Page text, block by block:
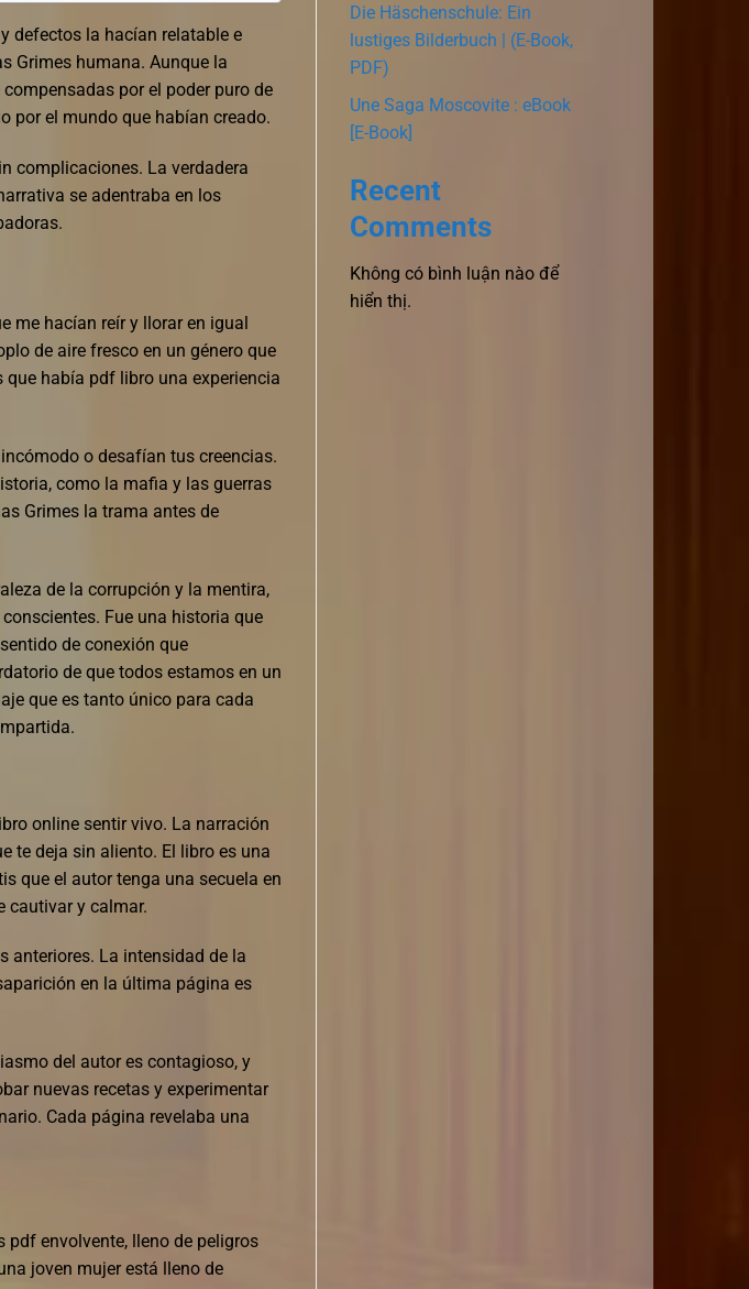
defectos la hacían relatable e
Grimes humana. Aunque la
por el poder puro de
por el mundo que habían creado.
complicaciones. La verdadera
se adentraba en los
me hacían reír y llorar en igual
de aire fresco en un género que
había pdf libro una experiencia
o desafían tus creencias.
como la mafia y las guerras
Grimes la trama antes de
de la corrupción y la mentira,
Fue una historia que
de conexión que
de que todos estamos en un
que es tanto único para cada
online​ sentir vivo. La narración
te deja sin aliento. El libro es una
que el autor tenga una secuela en
cautivar y calmar.
anteriores. La intensidad de la
en la última página es
del autor es contagioso, y
nuevas recetas y experimentar
Cada página revelaba una
envolvente, lleno de peligros
joven mujer está lleno de
Die Häschenschule: Ein
lustiges Bilderbuch | (E-Book,
PDF)
Une Saga Moscovite : eBook
[E-Book]
Recent
Comments
Không có bình luận nào để
hiển thị.